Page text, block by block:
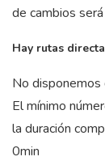
de cambios
Hay rutas
No
El mínimo
la duración
0min